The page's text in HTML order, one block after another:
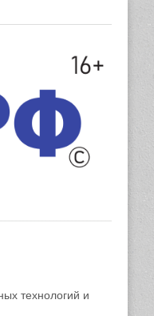
технологий и